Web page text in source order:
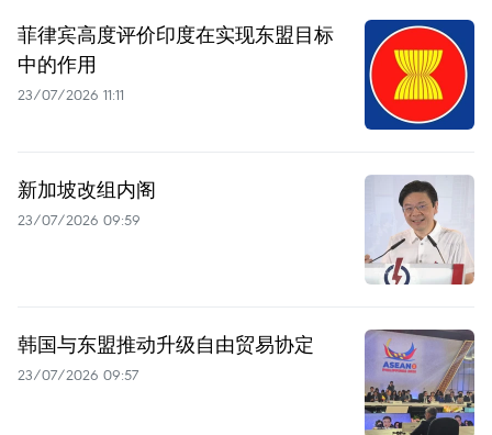
菲律宾高度评价印度在实现东盟目标
中的作用
23/07/2026 11:11
新加坡改组内阁
23/07/2026 09:59
韩国与东盟推动升级自由贸易协定
23/07/2026 09:57